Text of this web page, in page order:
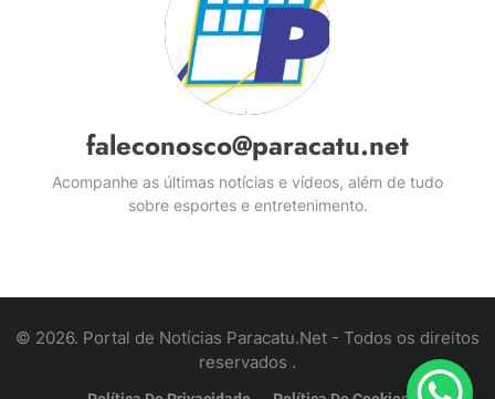
faleconosco@paracatu.net
Acompanhe as últimas notícias e vídeos, além de tudo
sobre esportes e entretenimento.
© 2026. Portal de Notícias Paracatu.Net - Todos os direitos
reservados .